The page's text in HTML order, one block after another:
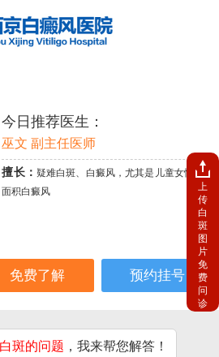
今日推荐医生：
巫文 副主任医师
擅长： 疑难白斑、白癜风，尤其是儿童女性、大
面积白癜风
免费了解 预约挂号
斑的问题 ，我来帮您解答！
上
传
白
斑
图
片
免
费
问
诊